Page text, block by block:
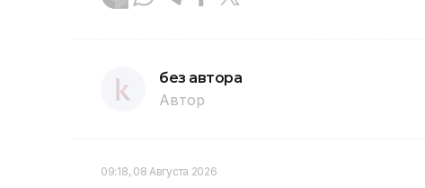
без автора
Автор
09:18, 08 Августа 2026